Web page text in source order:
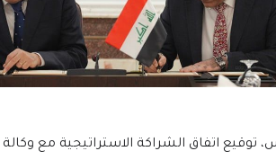
توقيع اتفاق الشراكة الاستراتيجية مع